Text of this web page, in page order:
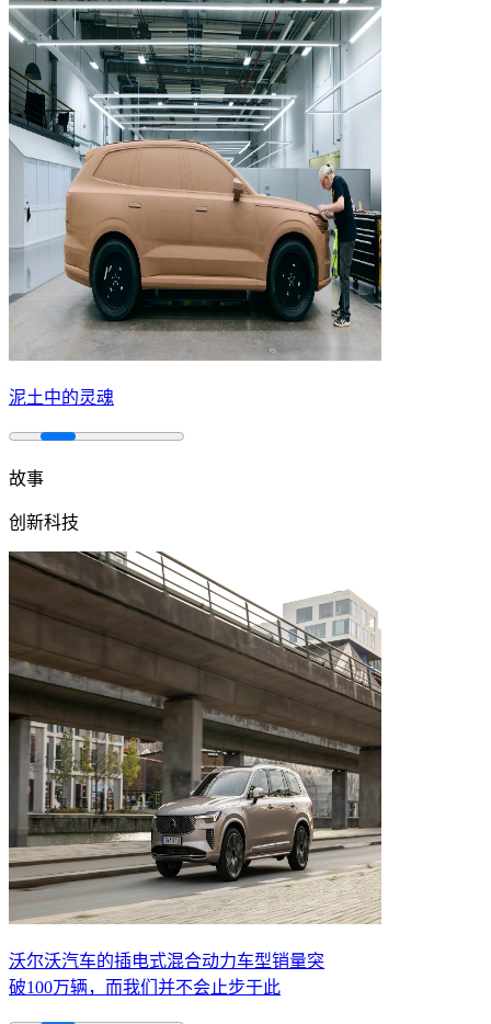
泥土中的灵魂
故事
创新科技
沃尔沃汽车的插电式混合动力车型销量突
破100万辆，而我们并不会止步于此